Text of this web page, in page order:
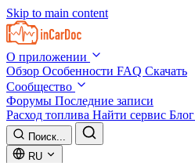
Skip to main content
О приложении
Обзор Особенности FAQ Скачать
Сообщество
Форумы Последние записи
Расход топлива Найти сервис Блог
Поиск...
RU